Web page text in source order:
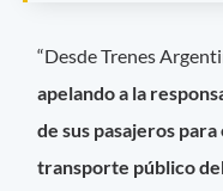
“Desde Trenes
apelando a la
de sus pasajeros
transporte público